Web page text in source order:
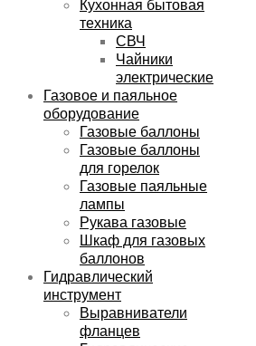
Кухонная бытовая
техника
СВЧ
Чайники
электрические
Газовое и паяльное
оборудование
Газовые баллоны
Газовые баллоны
для горелок
Газовые паяльные
лампы
Рукава газовые
Шкаф для газовых
баллонов
Гидравлический
инструмент
Выравниватели
фланцев